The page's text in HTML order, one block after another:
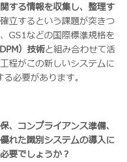
する情報を収集し、整理す
立するという課題が突きつ
GS1などの国際標準規格を
）技術と組み合わせて活
程がこの新しいシステムに
必要があります。
、コンプライアンス準備、
れた識別システムの導入に
要でしょうか？